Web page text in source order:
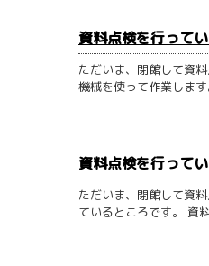
資料点検を行って
ただいま、閉館して資
機械を使って作業しま
資料点検を行って
ただいま、閉館して資
ているところです。 資